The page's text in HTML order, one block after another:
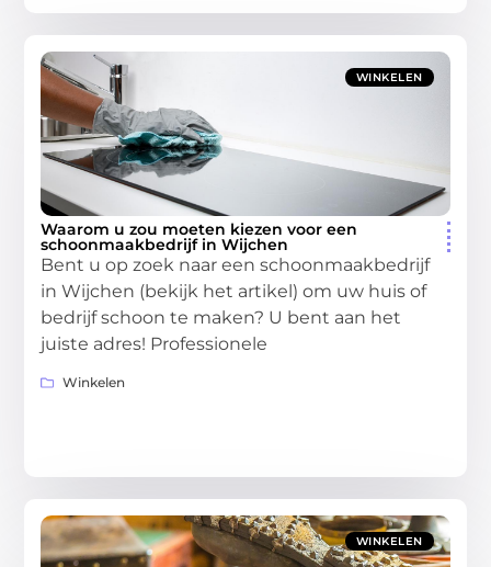
WINKELEN
Waarom u zou moeten kiezen voor een
schoonmaakbedrijf in Wijchen
Bent u op zoek naar een schoonmaakbedrijf
in Wijchen (bekijk het artikel) om uw huis of
bedrijf schoon te maken? U bent aan het
juiste adres! Professionele
Winkelen
WINKELEN